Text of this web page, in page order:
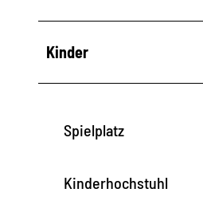
Kinder
Spielplatz
Kinderhochstuhl